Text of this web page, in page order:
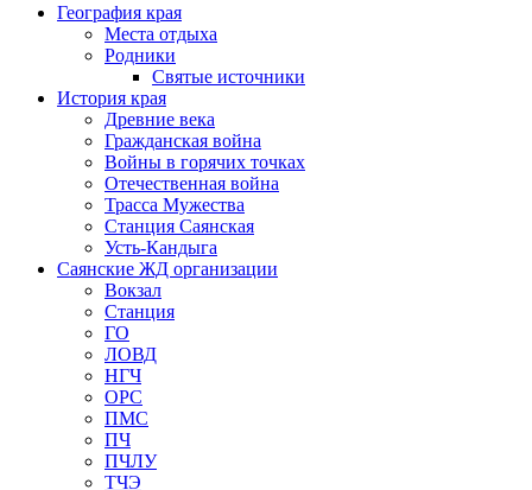
География края
Места отдыха
Родники
Святые источники
История края
Древние века
Гражданская война
Войны в горячих точках
Отечественная война
Трасса Мужества
Станция Саянская
Усть-Кандыга
Саянские ЖД организации
Вокзал
Станция
ГО
ЛОВД
НГЧ
ОРС
ПМС
ПЧ
ПЧЛУ
ТЧЭ